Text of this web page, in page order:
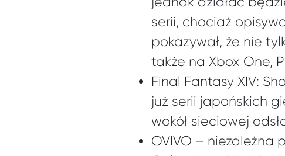
serii, chociaż
pokazywał, że nie
także na Xbox One,
Final Fantasy XIV:
już serii japońskich
wokół sieciowej
OVIVO – niezależna